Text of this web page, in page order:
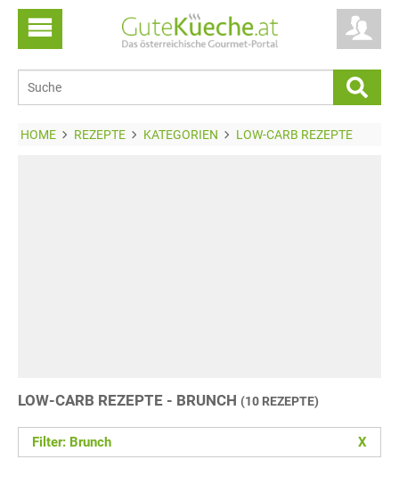
HOME REZEPTE KATEGORIEN LOW-CARB REZEPTE
LOW-CARB REZEPTE - BRUNCH (10 REZEPTE)
Filter: Brunch X